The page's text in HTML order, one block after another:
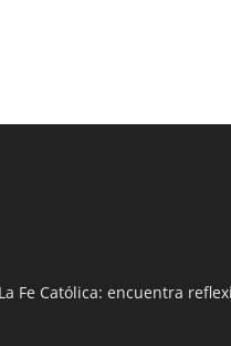
La Fe Católica: encuentra